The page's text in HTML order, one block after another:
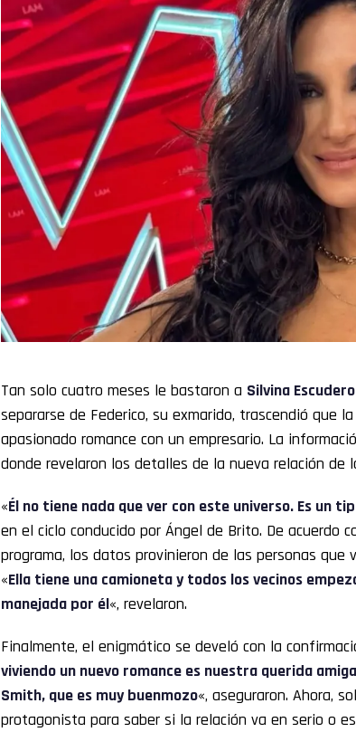
Tan solo cuatro meses le bastaron a Silvina Escudero
separarse de Federico, su exmarido, trascendió que
apasionado romance con un empresario. La
donde revelaron los detalles de la nueva relación de
«Él no tiene nada que ver con este universo. Es un
en el ciclo conducido por Ángel de Brito. De acuerdo
programa, los datos provinieron de las personas que
«Ella tiene una camioneta y todos los vecinos
manejada por él«, revelaron.
Finalmente, el enigmático se develó con la
viviendo un nuevo romance es nuestra querida
Smith, que es muy buenmozo«, aseguraron. Ahora,
protagonista para saber si la relación va en serio o